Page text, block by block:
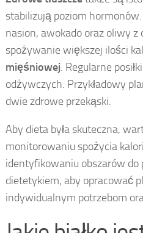
stabilizują poziom
nasion, awokado oraz oliwy
spożywanie większej ilości
mięśniowej. Regularne
odżywczych. Przykładowy
dwie zdrowe przekąski.
Aby dieta była skuteczna,
monitorowaniu spożycia
identyfikowaniu obszarów
dietetykiem, aby opracować
indywidualnym potrzebom